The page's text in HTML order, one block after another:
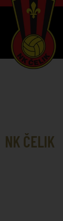
NK ČELIK